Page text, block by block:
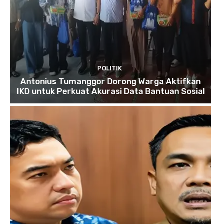
POLITIK
Antonius Tumanggor Dorong Warga Aktifkan
IKD untuk Perkuat Akurasi Data Bantuan Sosial